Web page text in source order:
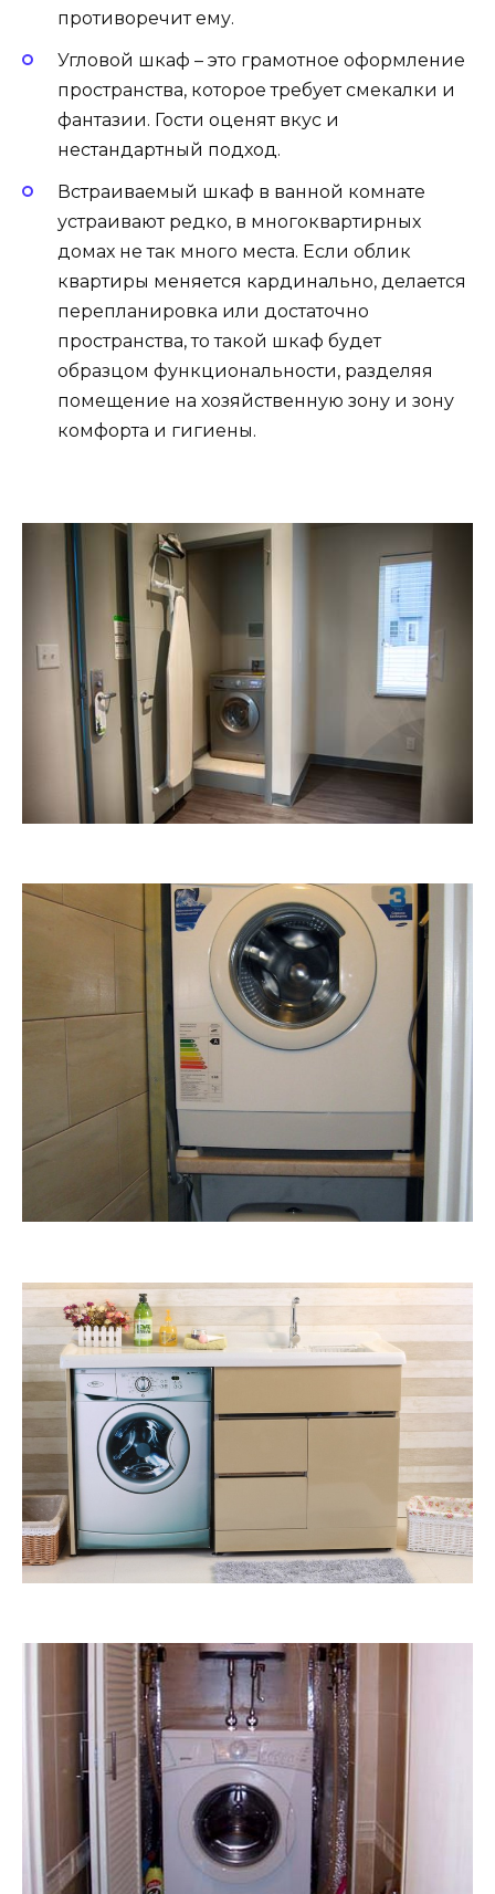
противоречит ему.
Угловой шкаф – это грамотное оформление
пространства, которое требует смекалки и
фантазии. Гости оценят вкус и
нестандартный подход.
Встраиваемый шкаф в ванной комнате
устраивают редко, в многоквартирных
домах не так много места. Если облик
квартиры меняется кардинально, делается
перепланировка или достаточно
пространства, то такой шкаф будет
образцом функциональности, разделяя
помещение на хозяйственную зону и зону
комфорта и гигиены.